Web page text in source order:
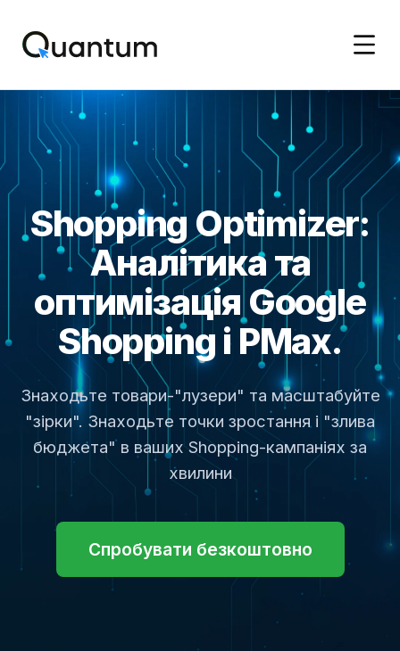
Shopping Optimizer:
Аналітика та
оптимізація Google
Shopping і PMax.
Знаходьте товари-"лузери" та масштабуйте
"зірки". Знаходьте точки зростання і "злива
бюджета" в ваших Shopping-кампаніях за
хвилини
Спробувати безкоштовно